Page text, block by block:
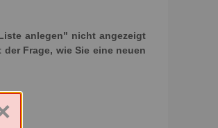
anlegen" nicht angezeigt
Frage, wie Sie eine neuen